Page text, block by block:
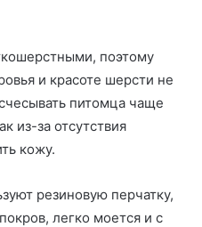
поэтому
и красоте шерсти не
питомца чаще
из-за отсутствия
кожу.
резиновую перчатку,
легко моется и с